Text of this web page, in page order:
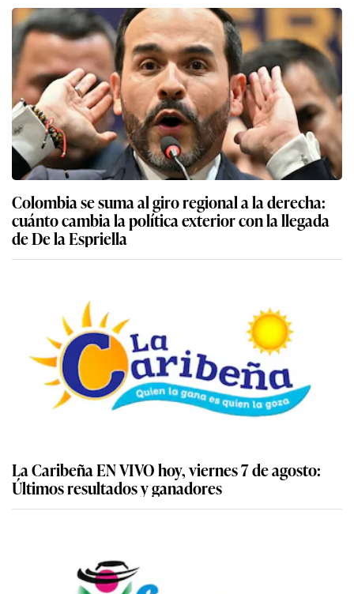
Colombia se suma al giro regional a la derecha:
cuánto cambia la política exterior con la llegada
de De la Espriella
La Caribeña EN VIVO hoy, viernes 7 de agosto:
Últimos resultados y ganadores